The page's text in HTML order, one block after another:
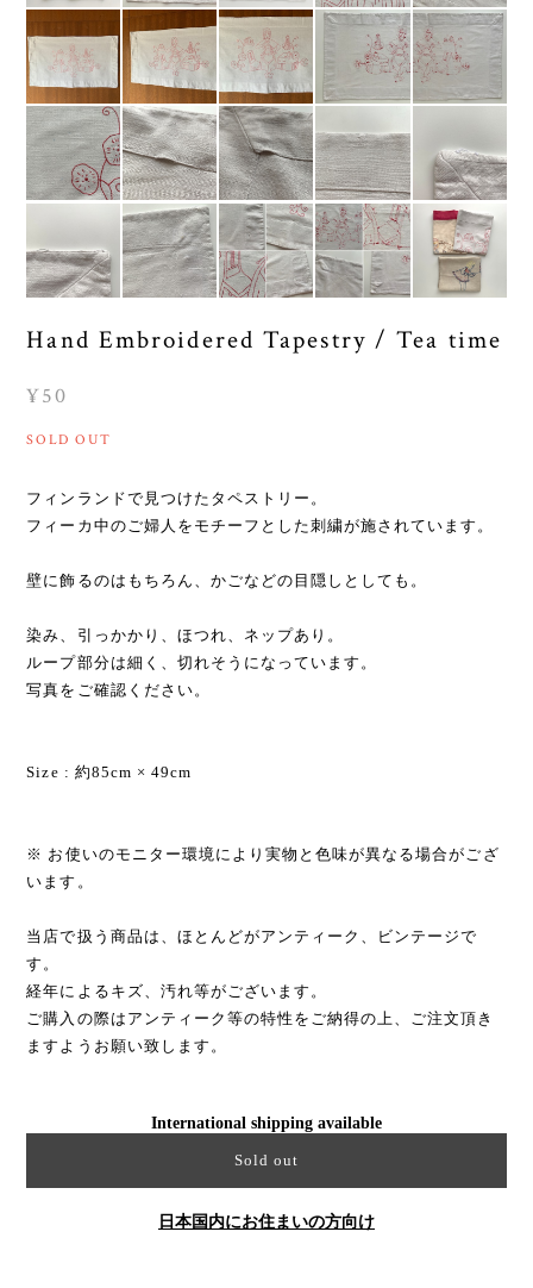
Hand Embroidered Tapestry / Tea time
¥50
SOLD OUT
フィンランドで見つけたタペストリー。
フィーカ中のご婦人をモチーフとした刺繍が施されています。
壁に飾るのはもちろん、かごなどの目隠しとしても。
染み、引っかかり、ほつれ、ネップあり。
ループ部分は細く、切れそうになっています。
写真をご確認ください。
Size : 約85cm × 49cm
※ お使いのモニター環境により実物と色味が異なる場合がござ
います。
当店で扱う商品は、ほとんどがアンティーク、ビンテージで
す。
経年によるキズ、汚れ等がございます。
ご購入の際はアンティーク等の特性をご納得の上、ご注文頂き
ますようお願い致します。
International shipping available
Sold out
日本国内にお住まいの方向け